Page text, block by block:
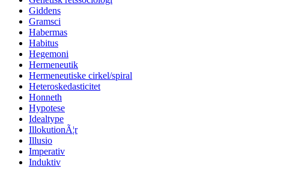
Giddens
Gramsci
Habermas
Habitus
Hegemoni
Hermeneutik
Hermeneutiske cirkel/spiral
Heteroskedasticitet
Honneth
Hypotese
Idealtype
IllokutionÃ¦r
Illusio
Imperativ
Induktiv